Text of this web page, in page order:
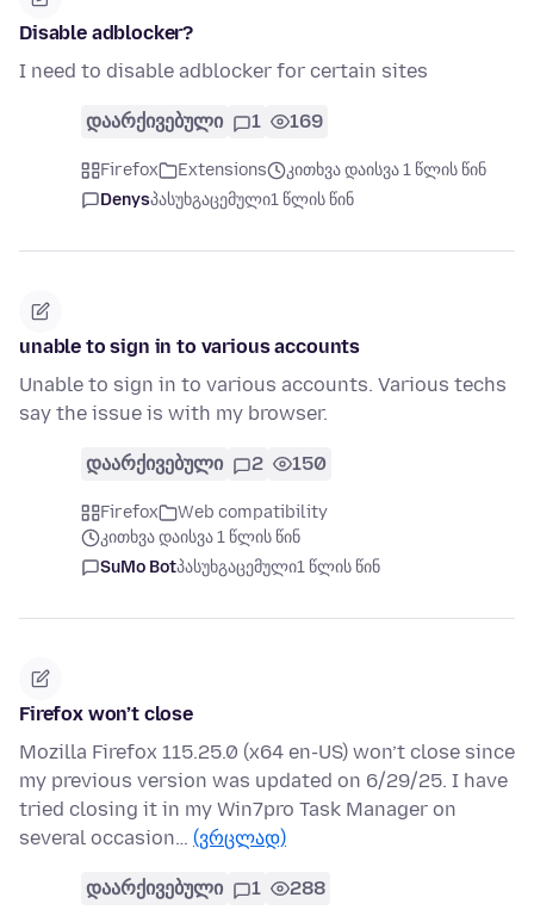
Disable adblocker?
I need to disable adblocker for certain sites
დაარქივებული 1 169
Firefox Extensions
კითხვა დაისვა 1 წლის წინ
Denysპასუხგაცემული1 წლის წინ
unable to sign in to various accounts
Unable to sign in to various accounts. Various techs
say the issue is with my browser.
დაარქივებული 2 150
Firefox
Web compatibility
კითხვა დაისვა 1 წლის წინ
SuMo Botპასუხგაცემული1 წლის წინ
Firefox won’t close
Mozilla Firefox 115.25.0 (x64 en-US) won’t close since
my previous version was updated on 6/29/25. I have
tried closing it in my Win7pro Task Manager on
several occasion… (ვრცლად)
დაარქივებული 1 288